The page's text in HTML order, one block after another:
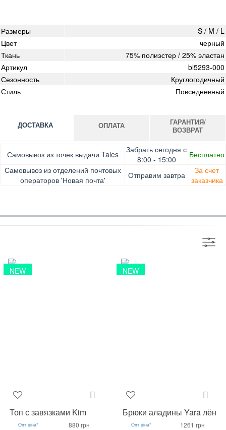
Размеры
S / M / L
Цвет
черный
Ткань
75% полиэстер / 25% эластан
Артикул
bl5293-000
Сезонность
Круглогодичный
Стиль
Повседневный
ДОСТАВКА
Самовывоз из точек выдачи Tales
Забрать сегодня с
8:00 - 15:00
Бесплатно
Самовывоз из отделений почтовых
операторов 'Новая почта'
Отправим завтра
За счет
заказчика
ОПЛАТА
Оплата при получении товара, Картой онлайн, Google
Pay, Безналичными для юридических лиц, Безналичными
для физических лиц, Apple Pay, Mastercard, Visa
ГАРАНТИЯ/
ВОЗВРАТ
Гарантия. Обмен/возврат товара в течение 14 дней.
Доставка за счет заказчика
NEW
Топ с завязками Kim
Опт ціна* 880 грн
NEW
Брюки аладины Yara лён
Опт ціна* 1261 грн